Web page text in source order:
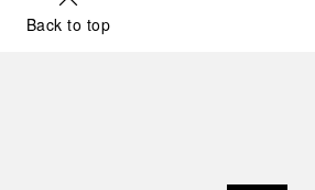
Back to top